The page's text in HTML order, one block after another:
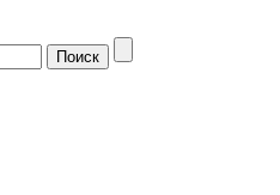
Поиск